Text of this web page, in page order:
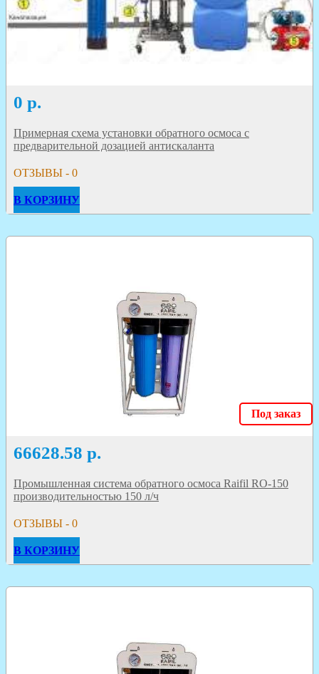
0 р.
Примерная схема установки обратного осмоса с
предварительной дозацией антискаланта
ОТЗЫВЫ - 0
В КОРЗИНУ
Под заказ
66628.58 р.
Промышленная система обратного осмоса Raifil RO-150
производительностью 150 л/ч
ОТЗЫВЫ - 0
В КОРЗИНУ